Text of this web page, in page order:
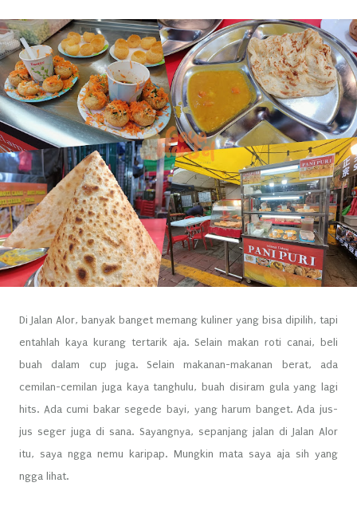
Di Jalan Alor, banyak banget memang kuliner yang bisa dipilih, tapi
entahlah kaya kurang tertarik aja. Selain makan roti canai, beli
buah dalam cup juga. Selain makanan-makanan berat, ada
cemilan-cemilan juga kaya tanghulu, buah disiram gula yang lagi
hits. Ada cumi bakar segede bayi, yang harum banget. Ada jus-
jus seger juga di sana. Sayangnya, sepanjang jalan di Jalan Alor
itu, saya ngga nemu karipap. Mungkin mata saya aja sih yang
ngga lihat.